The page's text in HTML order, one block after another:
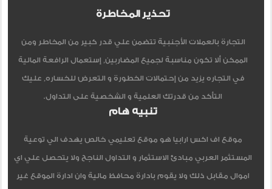
تحذير المخاطرة
التجارة بالعملات الأجنبية تتضمن علي قدر كبير من المخاطر ومن
الممكن ألا تكون مناسبة لجميع المضاربين, إستعمال الرافعة المالية
في التجاره يزيد من إحتمالات الخطورة و التعرض للخساره, عليك
التأكد من قدرتك العلمية و الشخصية على التداول.
تنبيه هام
موقع اف اكس ارابيا هو موقع تعليمي خالص يهدف الي توعية
المستثمر العربي مبادئ الاستثمار و التداول الناجح ولا يتحصل علي اي
اموال مقابل ذلك ولا يقوم بادارة محافظ مالية وان ادارة الموقع غير